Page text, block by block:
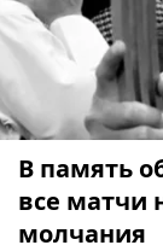
В память
все матчи
молчания